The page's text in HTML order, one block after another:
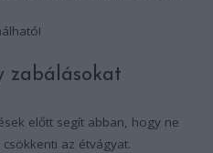
zabálásokat
előtt segít abban, hogy ne
az étvágyat.